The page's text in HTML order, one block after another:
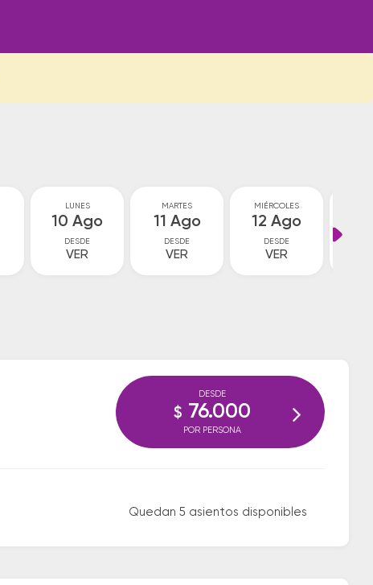
LUNES
10 Ago
DESDE
VER
MARTES
11 Ago
DESDE
VER
MIÉRCOLES
12 Ago
DESDE
VER
Quedan 5 asientos disponibles
DESDE
$ 76.000
POR PERSONA